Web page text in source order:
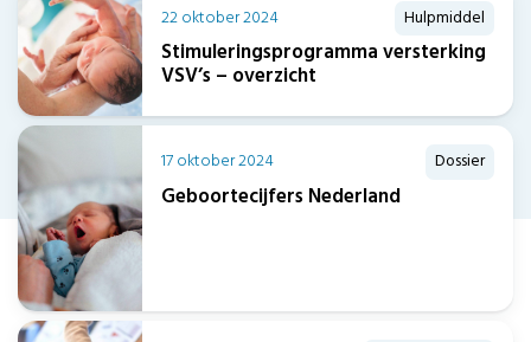
22 oktober 2024 Hulpmiddel
Stimuleringsprogramma versterking
VSV’s – overzicht
17 oktober 2024 Dossier
Geboortecijfers Nederland